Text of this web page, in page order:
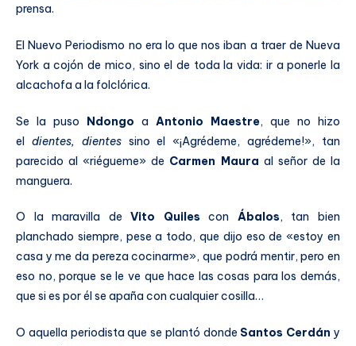
prensa.
El Nuevo Periodismo no era lo que nos iban a traer de Nueva
York a cojón de mico, sino el de toda la vida: ir a ponerle la
alcachofa a la folclórica.
Se la puso Ndongo a Antonio Maestre, que no hizo
el dientes, dientessino el «¡Agrédeme, agrédeme!», tan
parecido al «riégueme» de Carmen Maura al señor de la
manguera.
O la maravilla deVito Quiles con Ábalos, tan bien
planchado siempre, pese a todo, que dijo eso de «estoy en
casa y me da pereza cocinarme», que podrá mentir, pero en
eso no, porque se le ve que hace las cosas para los demás,
que si es por él se apaña con cualquier cosilla…
O aquella periodista que se plantó donde Santos Cerdány